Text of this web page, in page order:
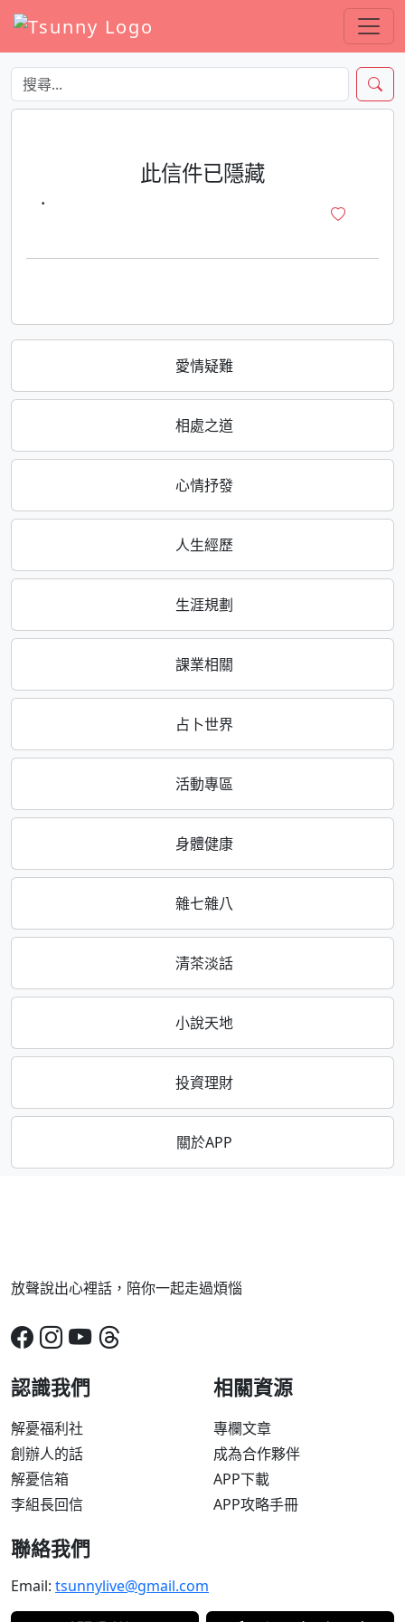
愛情疑難
相處之道
心情抒發
人生經歷
生涯規劃
課業相關
占卜世界
活動專區
身體健康
雜七雜八
清茶淡話
小說天地
投資理財
關於APP
此信件已隱藏
·
放聲說出心裡話，陪你一起走過煩惱
認識我們
解憂福利社
創辦人的話
解憂信箱
李組長回信
相關資源
專欄文章
成為合作夥伴
APP下載
APP攻略手冊
聯絡我們
Email: tsunnylive@gmail.com